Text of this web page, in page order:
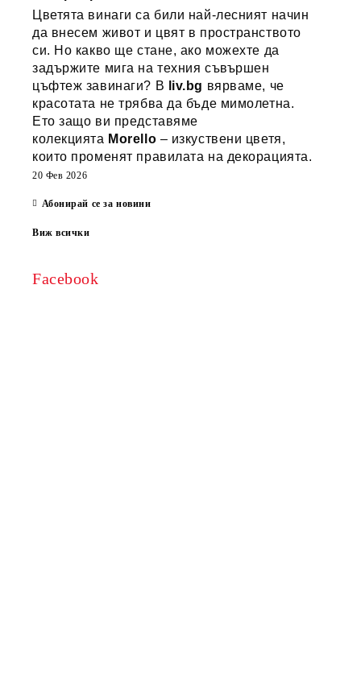
Цветята винаги са били най-лесният начин
да внесем живот и цвят в пространството
си. Но какво ще стане, ако можехте да
задържите мига на техния съвършен
цъфтеж завинаги? В
liv.bg вярваме, че
красотата не трябва да бъде мимолетна.
Ето защо ви представяме
колекцията Morello – изкуствени цветя,
които променят правилата на декорацията.
20 Фев 2026
Абонирай се за новини
Виж всички
Facebook